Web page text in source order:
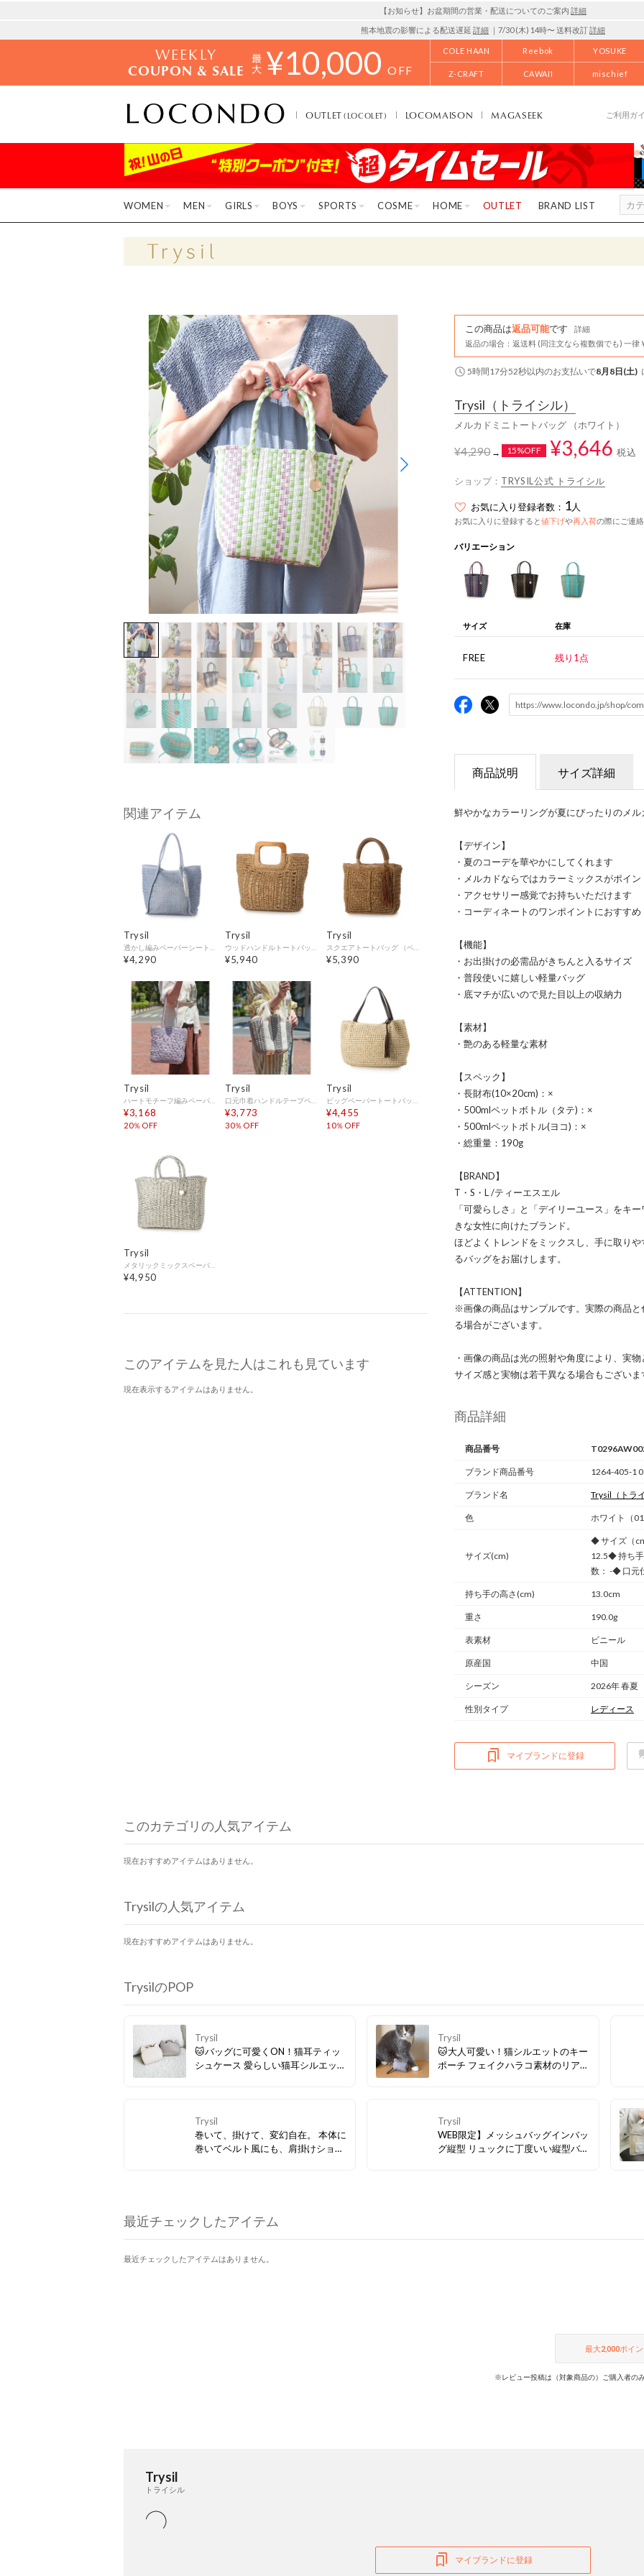
【お知らせ】お盆期間の営業・配送についてのご案内 詳細
熊本地震の影響による配送遅延 詳細 ｜7/30 (木) 14時〜 送料改訂詳細
WEEKLY
COUPON & SALE ¥10,000 OFF
COLE HAAN Reebok YOSUKE
Z-CRAFT CAWAII mischief
OUTLET(LOCOLET) LOCOMAISON MAGASEEK ご利用ガ
WOMEN MEN GIRLS BOYS SPORTS COSME HOME OUTLET BRAND LIST
関連アイテム
Trysil
¥4,290
Trysil
¥5,940
Trysil
¥5,390
Trysil
¥3,168
20％OFF
Trysil
¥3,773
30％OFF
Trysil
¥4,455
10％OFF
Trysil
¥4,950
このアイテムを見た人はこれも見ています
現在表示するアイテムはありません。
この商品は返品可能です
詳細
返品の場合：返送料 (同注文なら複数個でも) 一律
5時間17分51秒以内のお支払いで8月8日(土)
Trysil （トライシル）
メルカドミニトートバッグ （ホワイト）
¥4,290→ 15%OFF ¥3,646 税込
ショップ： TRYSIL公式 トライシル
お気に入り登録者数： 1人
お気に入りに登録すると値下げや再入荷の際にご連
バリエーション
サイズ 在庫
FREE 残り1点
商品説明 サイズ詳細
鮮やかなカラーリングが夏にぴったりのメル
【デザイン】
・夏のコーデを華やかにしてくれます
・メルカドならではカラーミックスがポイン
・アクセサリー感覚でお持ちいただけます
・コーディネートのワンポイントにおすすめ
【機能】
・お出掛けの必需品がきちんと入るサイズ
・普段使いに嬉しい軽量バッグ
・底マチが広いので見た目以上の収納力
【素材】
・艶のある軽量な素材
【スペック】
・長財布(10×20cm)：×
・500mlペットボトル（タテ)：×
・500mlペットボトル(ヨコ)：×
・総重量：190g
【BRAND】
T・S・L /ティーエスエル
「可愛らしさ」と「デイリーユース」をキ
きな女性に向けたブランド。
ほどよくトレンドをミックスし、手に取り
るバッグをお届けします。
【ATTENTION】
※画像の商品はサンプルです。実際の商品
る場合がございます。
・画像の商品は光の照射や角度により、実
サイズ感と実物は若干異なる場合もございま
商品詳細
商品番号
ブランド商品番号 1264-405-1
ブランド名 Trysil （トラ
色 ホワイト（01
サイズ(cm)
◆ サイズ（
12.5◆ 持ち
数： -◆ 口元
持ち手の高さ(cm) 13.0cm
重さ 190.0g
表素材 ビニール
原産国 中国
シーズン 2026年 春夏
性別タイプ レディース
マイブランドに登録
このカテゴリの人気アイテム
現在おすすめアイテムはありません。
Trysilの人気アイテム
現在おすすめアイテムはありません。
TrysilのPOP
Trysil
🐱バッグに可愛くON！猫耳ティッ
シュケース 愛らしい猫耳シルエット
す。カラビナ付きでバッグチャーム
としても大活躍！除菌シート入れや
ギフトにもおすすめです。
Trysil
🐱大人可愛い！猫シルエットのキー
ポーチ フェイクハラコ素材のリアル
の収納にもぴったり。カラビナ付き
でバッグに付けてチャームとしても
楽しめます♪
Trysil
巻いて、掛けて、変幻自在。 本体に
巻いてベルト風にも、肩掛けショル
楽々、デイリーユースに最適です。
Trysil
WEB限定】メッシュバッグインバッ
グ縦型 リュックに丁度いい縦型バッ
最近チェックしたアイテム
最近チェックしたアイテムはありません。
最大2,000ポイ
※レビュー投稿は（対象商品の）ご購入者の
Trysil
トライシル
マイブランドに登録